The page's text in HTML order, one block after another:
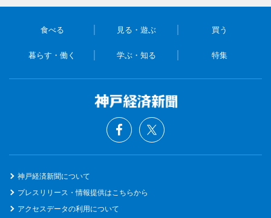
食べる 見る・遊ぶ 買う
暮らす・働く 学ぶ・知る 特集
神戸経済新聞について
プレスリリース・情報提供はこちらから
アクセスデータの利用について